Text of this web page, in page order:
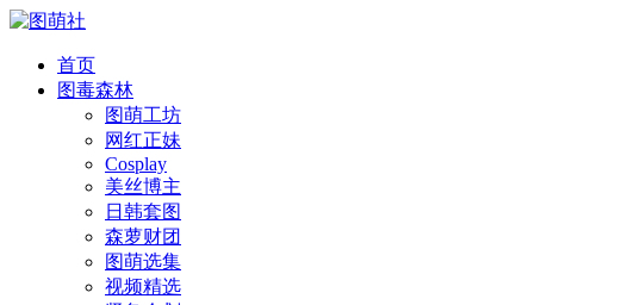
首页
图毒森林
图萌工坊
网红正妹
Cosplay
美丝博主
日韩套图
森萝财团
图萌选集
视频精选